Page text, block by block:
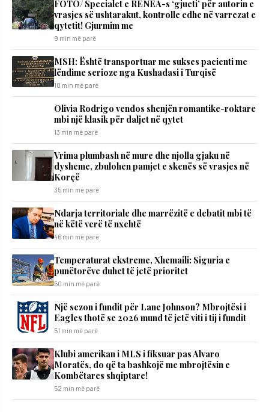
FOTO/ Specialet e RENEA-s ‘gjueti’ për autorin e
vrasjes së ushtarakut, kontrolle edhe në varrezat e
qytetit! Gjurmim me
9 min më parë
MSH: Është transportuar me sukses pacienti me
lëndime serioze nga Kushadasi i Turqisë
10 min më parë
Olivia Rodrigo vendos shenjën romantike-roktare
mbi një klasik për daljet në qytet
13 min më parë
Vrima plumbash në mure dhe njolla gjaku në
dysheme, zbulohen pamjet e skenës së vrasjes në
Korçë
35 min më parë
Ndarja territoriale dhe marrëzitë e debatit mbi të
në këtë verë të nxehtë
46 min më parë
Temperaturat ekstreme, Xhemaili: Siguria e
punëtorëve duhet të jetë prioritet
50 min më parë
Një sezon i fundit për Lane Johnson? Mbrojtësi i
Eagles thotë se 2026 mund të jetë viti i tij i fundit
51 min më parë
Klubi amerikan i MLS i fiksuar pas Alvaro
Moratës, do që ta bashkojë me mbrojtësin e
Kombëtares shqiptare!
52 min më parë